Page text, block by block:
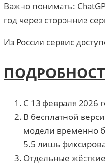
Важно понимать:
год через сторонние
Из России сервис
С 13 февраля 2026
В бесплатной
модели временно
5.5 лишь
Отдельные